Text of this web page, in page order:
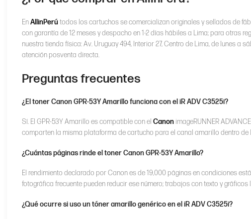
EnAllinPerútodos los cartuchos se comercializan originales y sellados de
con garantía de 12 meses y despacho en 1-2 días hábiles a Lima; para otras
nuestra tienda física: Av. Uruguay 494, Interior 27, Centro de Lima, de lunes a
atención posventa directa.
Preguntas frecuentes
¿El toner Canon GPR-53Y Amarillo funciona con el iR ADV C3525i?
Sí. El GPR-53Y Amarillo es compatible con el Canon imageRUNNER
comparten la misma plataforma de cartucho para el canal amarillo dentro de
¿Cuántas páginas rinde el toner Canon GPR-53Y Amarillo?
El rendimiento declarado por Canon es de 19,000 páginas en condiciones
fotográfica frecuente pueden reducir ese número; trabajos con texto y
¿Qué ocurre si uso un tóner amarillo genérico en el iR ADV C3525i?